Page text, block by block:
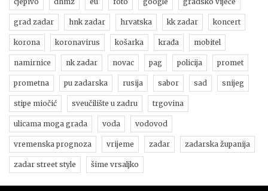
grad zadar hnk zadar hrvatska kk zadar koncert
korona koronavirus košarka krađa mobitel
namirnice nk zadar novac pag policija promet
prometna pu zadarska rusija sabor sad snijeg
stipe miočić sveučilište u zadru trgovina
ulicama moga grada voda vodovod
vremenska prognoza vrijeme zadar zadarska županija
zadar street style šime vrsaljko